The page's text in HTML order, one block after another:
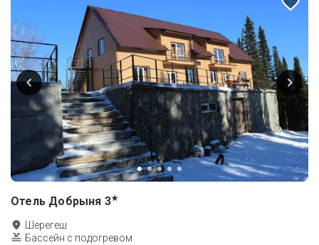
Отель Добрыня 3★
Шерегеш
Бассейн с подогревом